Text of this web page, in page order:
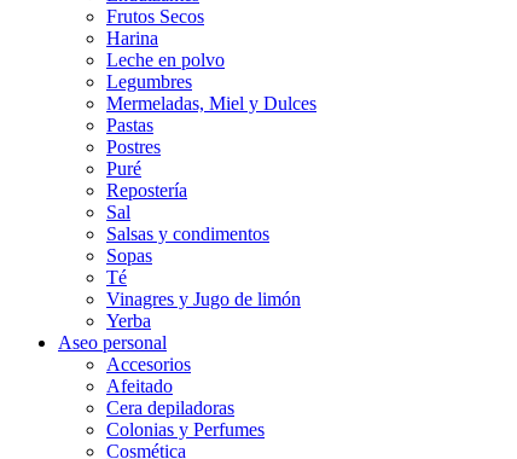
Frutos Secos
Harina
Leche en polvo
Legumbres
Mermeladas, Miel y Dulces
Pastas
Postres
Puré
Repostería
Sal
Salsas y condimentos
Sopas
Té
Vinagres y Jugo de limón
Yerba
Aseo personal
Accesorios
Afeitado
Cera depiladoras
Colonias y Perfumes
Cosmética